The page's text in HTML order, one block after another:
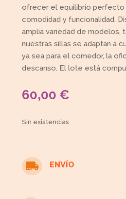
ofrecer el equilibrio perfecto
comodidad y funcionalidad.
amplia variedad de modelos,
nuestras sillas se adaptan a
ya sea para el comedor, la
descanso. El lote está
60,00 €
Sin existencias
 ENVÍO